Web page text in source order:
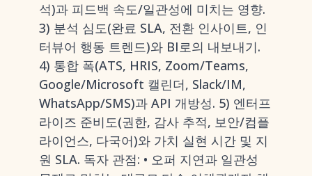
석)과 피드백 속도/일관성에 미치는 영향.
3) 분석 심도(완료 SLA, 전환 인사이트, 인
터뷰어 행동 트렌드)와 BI로의 내보내기.
4) 통합 폭(ATS, HRIS, Zoom/Teams,
Google/Microsoft 캘린더, Slack/IM,
WhatsApp/SMS)과 API 개방성. 5) 엔터프
라이즈 준비도(권한, 감사 추적, 보안/컴플
라이언스, 다국어)와 가치 실현 시간 및 지
원 SLA. 독자 관점: • 오퍼 지연과 일관성